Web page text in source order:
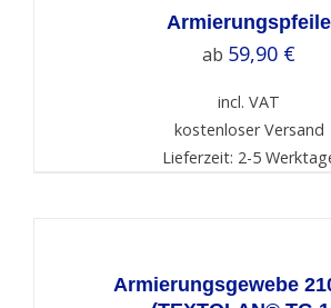
Armierungspfeile
ab 59,90 €
incl. VAT
kostenloser Versand
Lieferzeit: 2-5
Armierungsgewebe